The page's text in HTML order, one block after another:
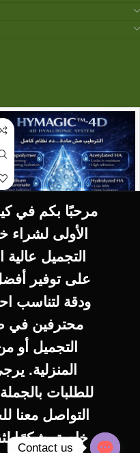
مرحبًا بكم في
الأولى
التجميل
على توفير أفضل
ودقة لتناسب
محترفين في
التجميل أو
المنزلية.
للطلبات
التواصل
خاصة. شكرًا
SELECT OPTIONS
Hymagic™-4D
Hyaluronic
Hymagic™-4D
Hyaluronic
hyaluronic group
200 EGP
20.000EGP
Contact us